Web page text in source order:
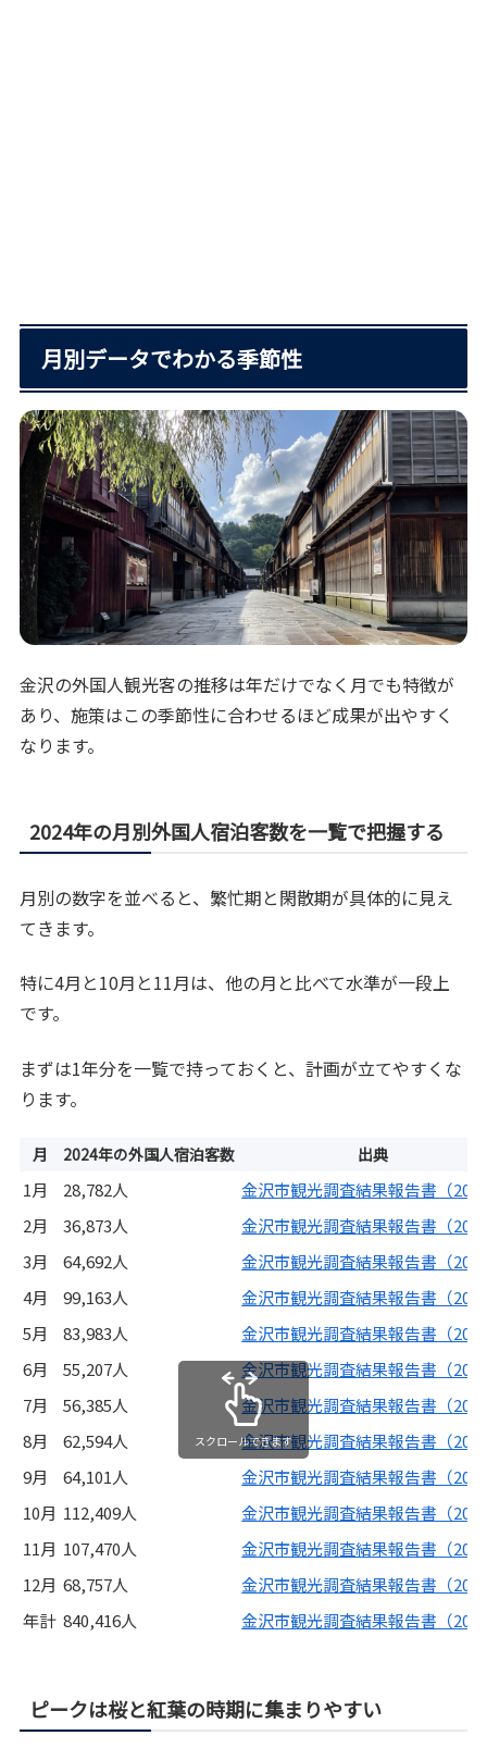
月別データでわかる季節性
金沢の外国人観光客の推移は年だけでなく月でも特徴が
あり、施策はこの季節性に合わせるほど成果が出やすく
なります。
2024年の月別外国人宿泊客数を一覧で把握する
月別の数字を並べると、繁忙期と閑散期が具体的に見え
てきます。
特に4月と10月と11月は、他の月と比べて水準が一段上
です。
まずは1年分を一覧で持っておくと、計画が立てやすくな
ります。
月 2024年の外国人宿泊客数 出典
1月 28,782人
金沢市観光調査結果報告書（
2月
36,873人
金沢市観光調査結果報告書（
3月
64,692人
金沢市観光調査結果報告書（
4月
99,163人
金沢市観光調査結果報告書（
5月
83,983人
金沢市観光調査結果報告書（
6月
55,207人
金沢市観光調査結果報告書（
7月
56,385人
金沢市観光調査結果報告書（
8月
62,594人
金沢市観光調査結果報告書（
9月
64,101人
金沢市観光調査結果報告書（
10月 112,409人
金沢市観光調査結果報告書（
11月 107,470人
金沢市観光調査結果報告書（
12月 68,757人
金沢市観光調査結果報告書（
年計 840,416人 金沢市観光調査結果報告書（
スクロールできます
ピークは桜と紅葉の時期に集まりやすい